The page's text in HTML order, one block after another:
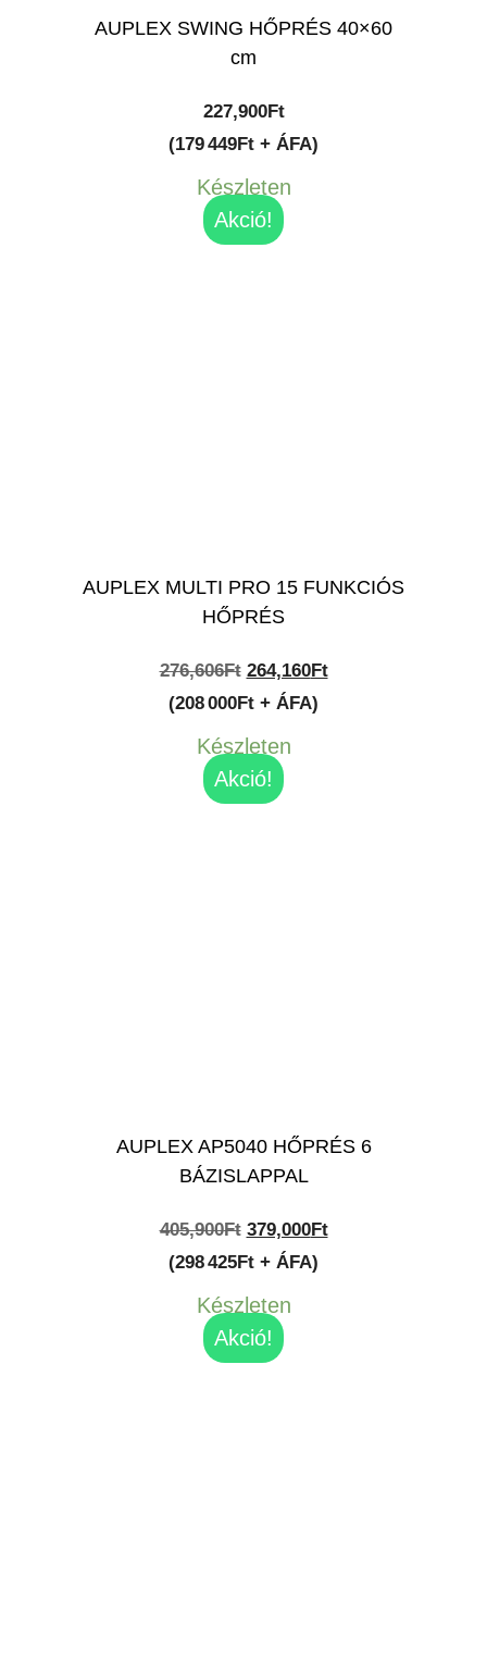
AUPLEX SWING HŐPRÉS 40×60
cm
227,900Ft
(179 449Ft + ÁFA)
Készleten
Akció!
AUPLEX MULTI PRO 15 FUNKCIÓS
HŐPRÉS
276,606Ft Original
price
was:
276,606Ft.
264,160FtCurrent
(208 000Ft + ÁFA)
Készleten
Akció!
AUPLEX AP5040 HŐPRÉS 6
BÁZISLAPPAL
405,900Ft Original
price
was:
405,900Ft.
379,000FtCurrent
(298 425Ft + ÁFA)
Készleten
Akció!